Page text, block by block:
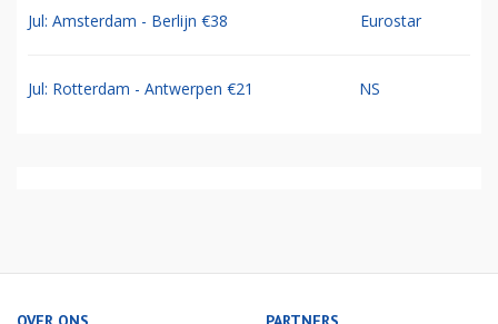
Jul: Amsterdam - Berlijn €38 Eurostar
Jul: Rotterdam - Antwerpen €21 NS